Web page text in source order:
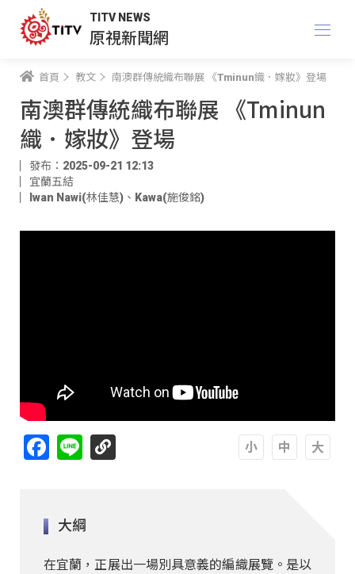
TITV NEWS
原視新聞網
首頁 教文 南澳群傳統織布聯展 《Tminun織．嫁妝》登場
南澳群傳統織布聯展 《Tminun
織．嫁妝》登場
發布：2025-09-21 12:13
宜蘭五結
Iwan Nawi(林佳慧) 、 Kawa(施俊銘)
Facebook
Line
大綱
在宜蘭，正展出一場別具意義的編織展覽。是以